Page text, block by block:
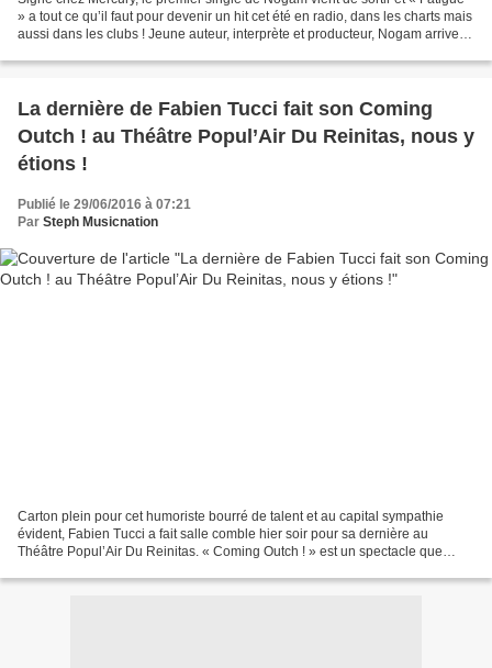
» a tout ce qu’il faut pour devenir un hit cet été en radio, dans les charts mais
aussi dans les clubs ! Jeune auteur, interprète et producteur, Nogam arrive
La dernière de Fabien Tucci fait son Coming
Outch ! au Théâtre Popul’Air Du Reinitas, nous y
étions !
Publié le 29/06/2016 à 07:21
Par Steph Musicnation
Carton plein pour cet humoriste bourré de talent et au capital sympathie
évident, Fabien Tucci a fait salle comble hier soir pour sa dernière au
Théâtre Popul’Air Du Reinitas. « Coming Outch ! » est un spectacle que